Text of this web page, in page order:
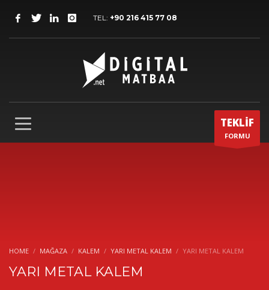
TEL: +90 216 415 77 08
TEKLİF
FORMU
HOME MAĞAZA KALEM YARI METAL KALEM YARI METAL KALEM
YARI METAL KALEM